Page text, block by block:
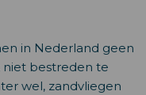
in Nederland geen
bestreden te
wel, zandvliegen